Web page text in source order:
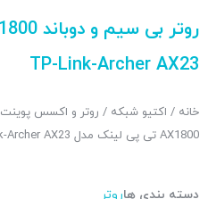
TP-Link-Archer AX23
خانه / اکتیو شبکه / روتر و اکسس پوینت
AX1800 تی پی لینک مدل TP-Link-Archer AX23
دسته بندی هاروتر